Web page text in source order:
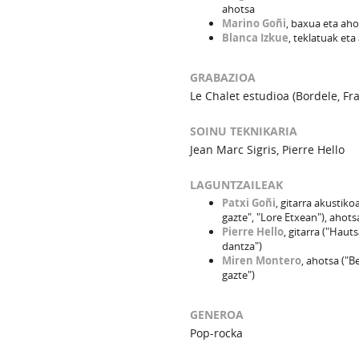
ahotsa
Marino Goñi, baxua eta
Blanca Izkue, teklatuak eta
GRABAZIOA
Le Chalet estudioa (Bordele,
SOINU TEKNIKARIA
Jean Marc Sigris, Pierre Hello
LAGUNTZAILEAK
Patxi Goñi, gitarra
gazte", "Lore Etxean"),
Pierre Hello, gitarra
dantza")
Miren Montero, ahotsa
gazte")
GENEROA
Pop-rocka